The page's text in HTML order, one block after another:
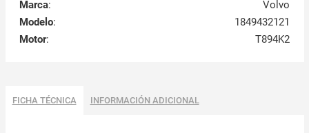
Marca:
Volvo
Modelo:
1849432121
Motor: T894K2
FICHA TÉCNICA INFORMACIÓN ADICIONAL